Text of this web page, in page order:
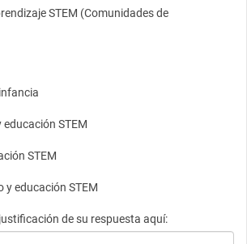
STEM (Comunidades de
STEM
STEM​
y educación STEM​
de su respuesta aquí: